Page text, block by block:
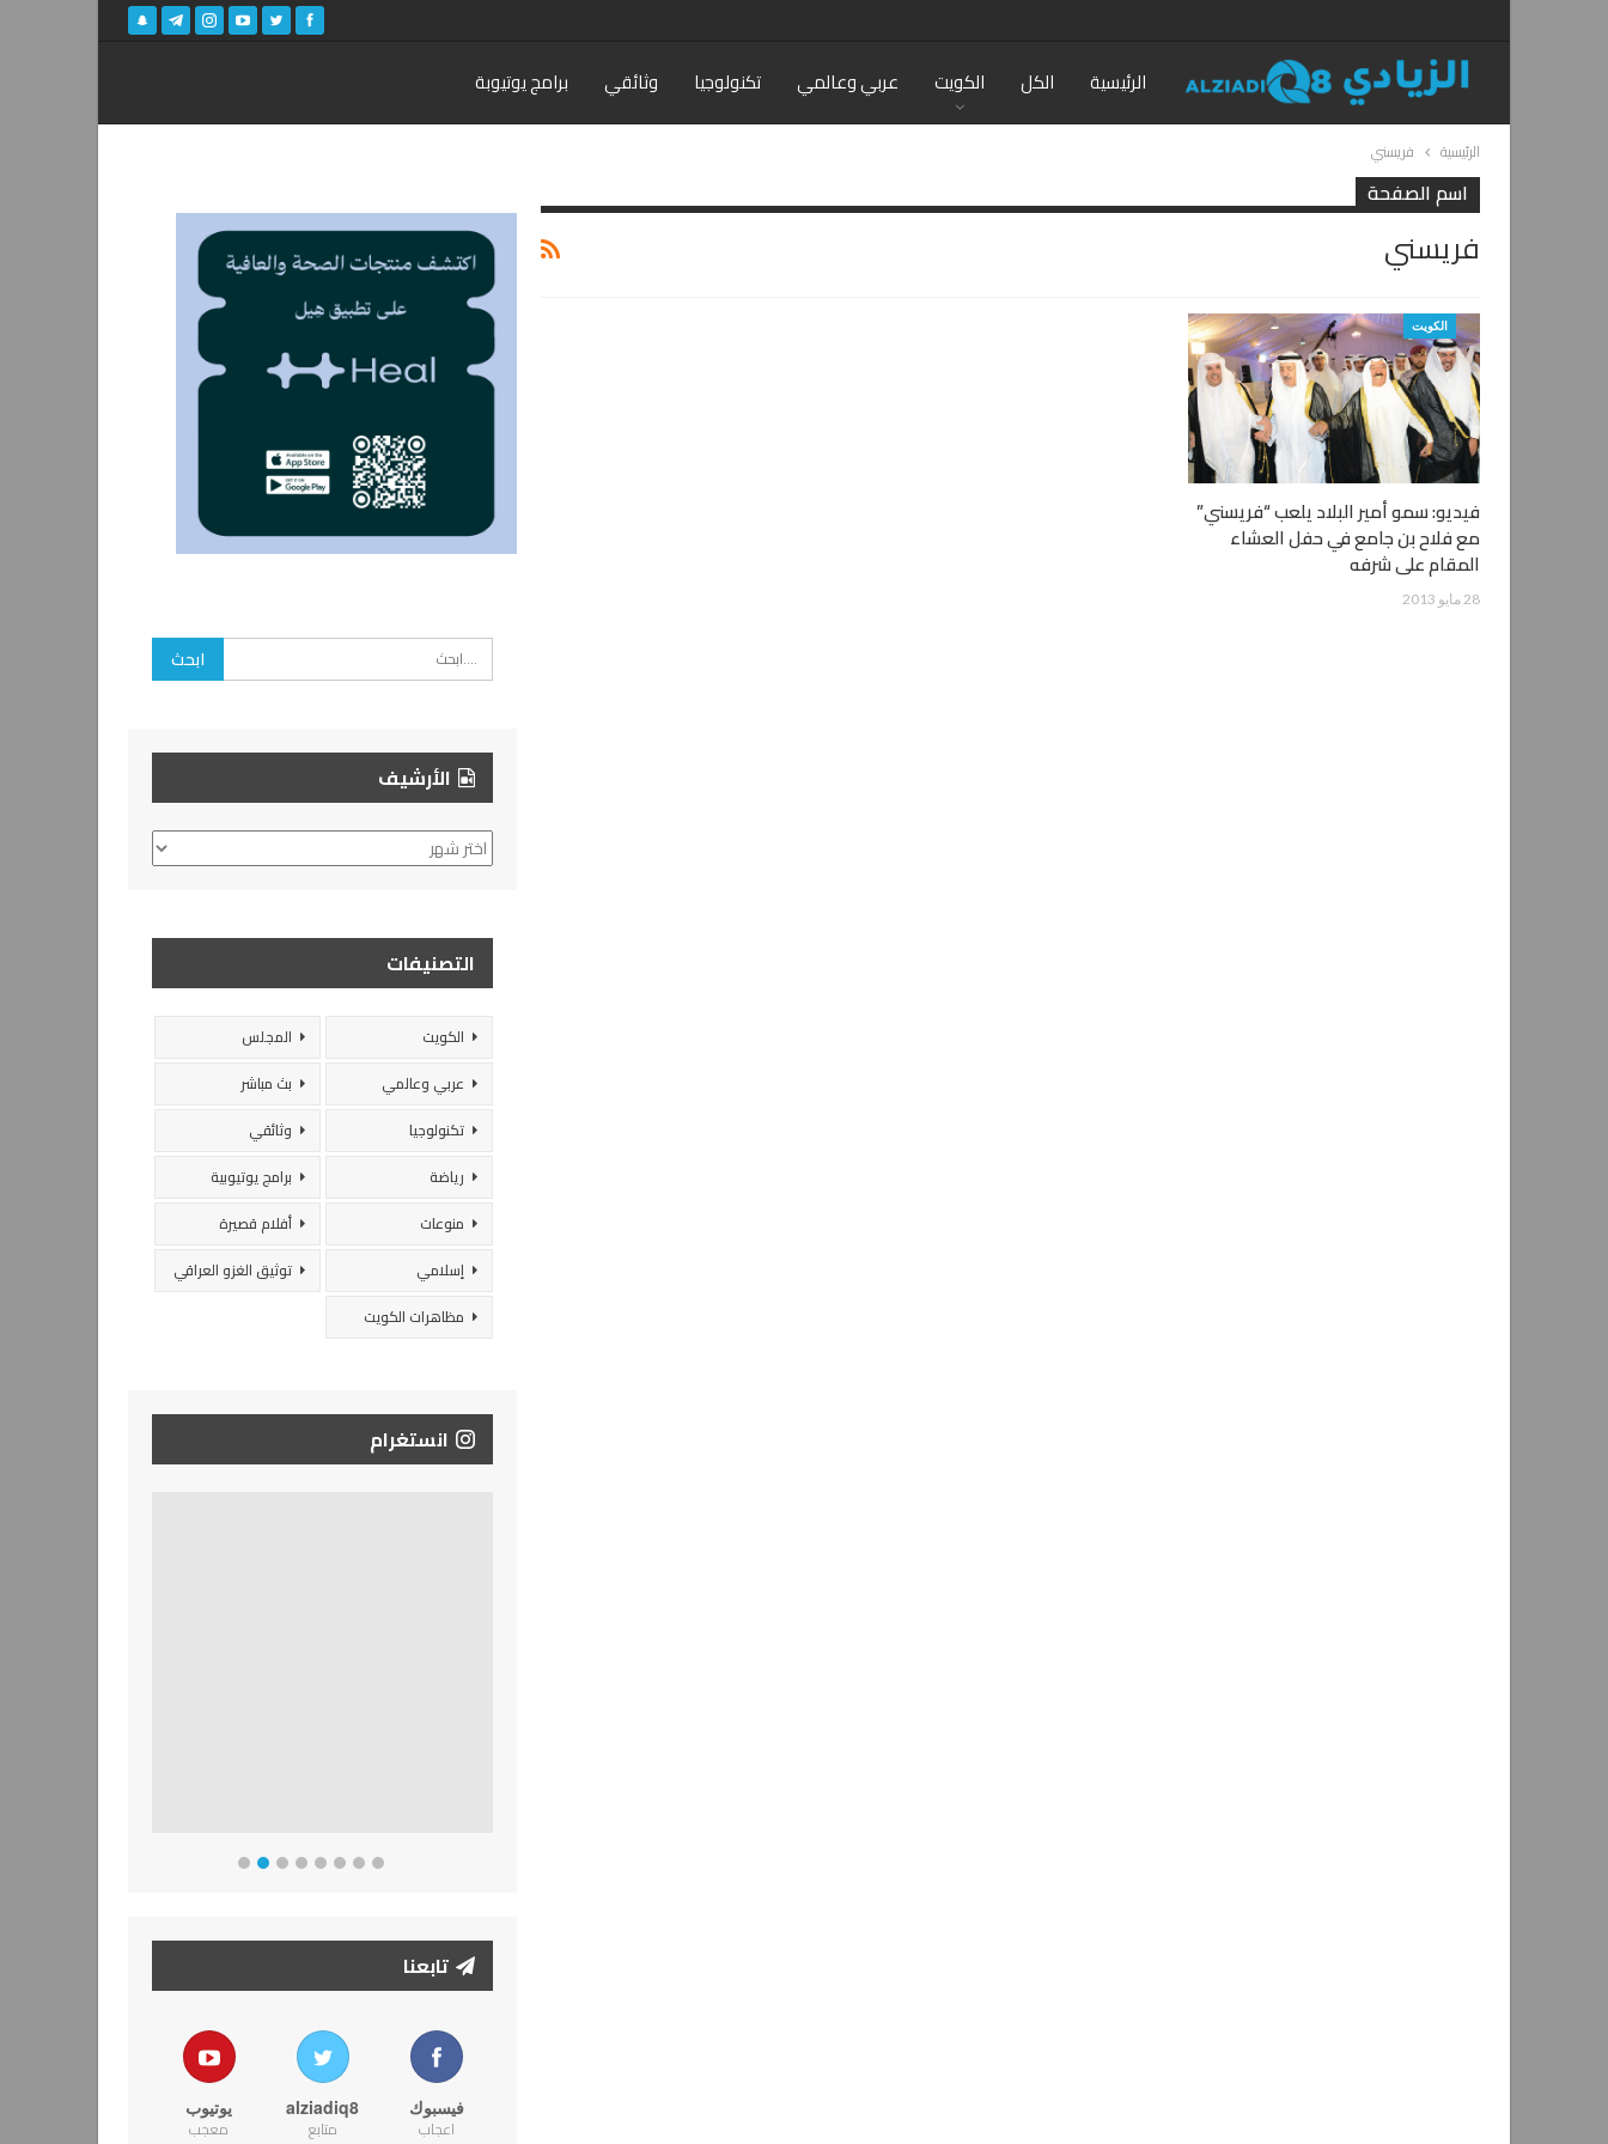
الرئيسية الكل الكويت عربي وعالمي تكنولوجيا وثائقي برامج يوتيوبة
الرئيسية فريسني
اسم الصفحة
فريسني
الكويت
فيديو: سمو أمير البلاد يلعب “فريسني”
مع فلاح بن جامع في حفل العشاء
المقام على شرفه
28 مايو 2013
الأرشيف
الأرشيف
التصنيفات
الكويت
المجلس
عربي وعالمي
بث مباشر
تكنولوجيا
وثائقي
رياضة
برامج يوتيوبية
منوعات
أفلام قصيرة
إسلامي
توثيق الغزو العراقي
مظاهرات الكويت
انستغرام
تابعنا
فيسبوك
اعجاب
alziadiq8
متابع
يوتيوب
معجب